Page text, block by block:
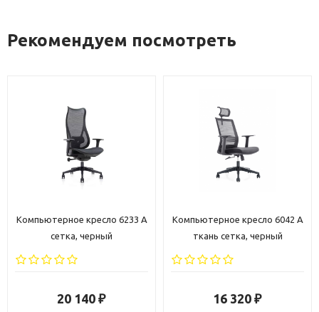
Рекомендуем посмотреть
Компьютерное кресло 6233 A
сетка, черный
20 140 ₽
Компьютерное кресло 6042 A
ткань сетка, черный
16 320 ₽